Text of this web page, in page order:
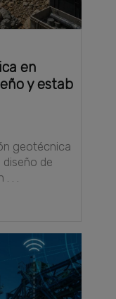
en
y estab
geotécnica
de
. . .